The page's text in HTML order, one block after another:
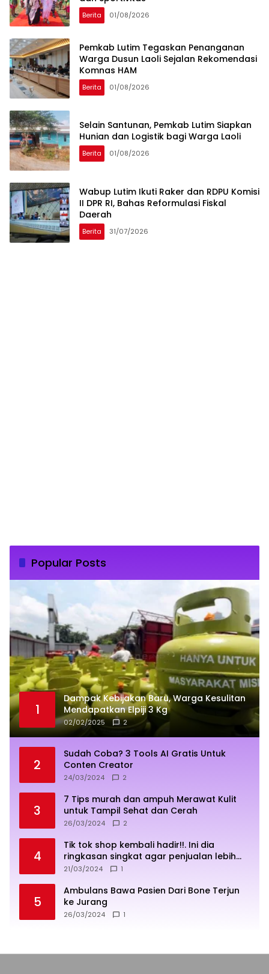
Berita 01/08/2026
Pemkab Lutim Tegaskan Penanganan
Warga Dusun Laoli Sejalan Rekomendasi
Komnas HAM
Berita 01/08/2026
Selain Santunan, Pemkab Lutim Siapkan
Hunian dan Logistik bagi Warga Laoli
Berita 01/08/2026
Wabup Lutim Ikuti Raker dan RDPU Komisi
II DPR RI, Bahas Reformulasi Fiskal
Daerah
Berita 31/07/2026
Popular Posts
1
Dampak Kebijakan Baru, Warga Kesulitan
Mendapatkan Elpiji 3 Kg
02/02/2025 2
2
Sudah Coba? 3 Tools AI Gratis Untuk
Conten Creator
24/03/2024 2
3
7 Tips murah dan ampuh Merawat Kulit
untuk Tampil Sehat dan Cerah
26/03/2024 2
4
Tik tok shop kembali hadir!!. Ini dia
ringkasan singkat agar penjualan lebih
sukses
21/03/2024 1
5
Ambulans Bawa Pasien Dari Bone Terjun
ke Jurang
26/03/2024 1